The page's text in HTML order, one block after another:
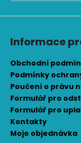
Informace
Obchodní
Podmínky
Poučení o právu
Formulář pro
Formulář pro
Kontakty
Moje objednávka